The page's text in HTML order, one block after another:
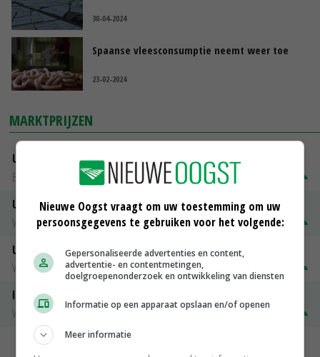
30-04-2024
Spaanse vleesconsumptie neemt weer toe
23-02-2024
MARKTPRIJZEN
Uitbetaalprijs DCA BestPigletPrice
Biggen weekprijzen
€ 26,50
Uitbetaalprijs Compaxo
Vleesvarkens
€ 1,32 € 0,10
Uitbetaalprijs Van Rooi Meat
Vleesvarkens
ISN prijs Frankrijk
Vleesvarkens
€ 1,78
Nieuwe Oogst vraagt om uw toestemming om uw
persoonsgegevens te gebruiken voor het volgende:
Gepersonaliseerde advertenties en content,
advertentie- en contentmetingen,
doelgroepenonderzoek en ontwikkeling van diensten
Informatie op een apparaat opslaan en/of openen
Meer informatie